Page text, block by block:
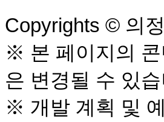
Copyrights © 의
※ 본 페이지의 콘
은 변경될 수 있
※ 개발 계획 및